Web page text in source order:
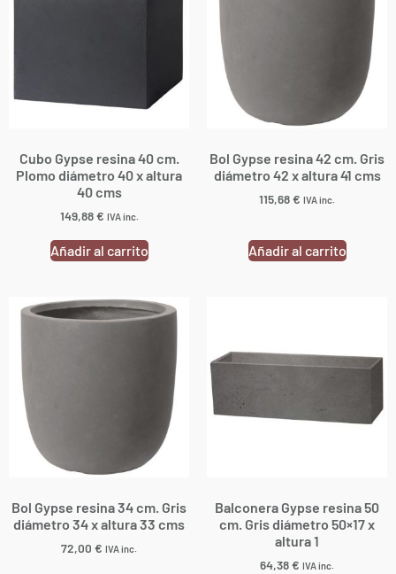
Cubo Gypse resina 40 cm.
Plomo diámetro 40 x altura
40 cms
149,88€ IVA inc.
Añadir al carrito
Bol Gypse resina 42 cm. Gris
diámetro 42 x altura 41 cms
115,68€ IVA inc.
Añadir al carrito
Bol Gypse resina 34 cm. Gris
diámetro 34 x altura 33 cms
72,00 € IVA inc.
Balconera Gypse resina 50
cm. Gris diámetro 50×17 x
altura 1
64,38€ IVA inc.